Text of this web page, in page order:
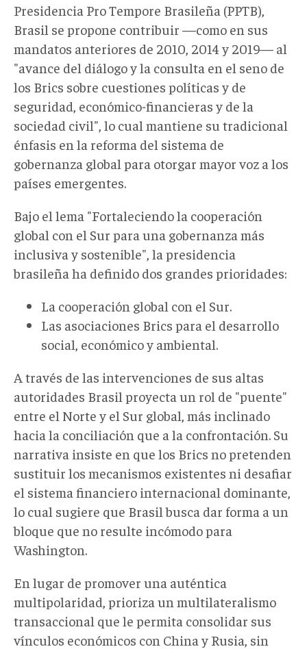
Presidencia Pro Tempore Brasileña (PPTB),
Brasil se propone contribuir —como en sus
mandatos anteriores de 2010, 2014 y 2019— al
"avance del diálogo y la consulta en el seno de
los Brics sobre cuestiones políticas y de
seguridad, económico-financieras y de la
sociedad civil", lo cual mantiene su tradicional
énfasis en la reforma del sistema de
gobernanza global para otorgar mayor voz a los
países emergentes.
Bajo el lema "Fortaleciendo la cooperación
global con el Sur para una gobernanza más
inclusiva y sostenible", la presidencia
brasileña ha definido dos grandes prioridades:
La cooperación global con el Sur.
Las asociaciones Brics para el desarrollo
social, económico y ambiental.
A través de las intervenciones de sus altas
autoridades Brasil proyecta un rol de "puente"
entre el Norte y el Sur global, más inclinado
hacia la conciliación que a la confrontación. Su
narrativa insiste en que los Brics no pretenden
sustituir los mecanismos existentes ni desafiar
el sistema financiero internacional dominante,
lo cual sugiere que Brasil busca dar forma a un
bloque que no resulte incómodo para
Washington.
En lugar de promover una auténtica
multipolaridad, prioriza un multilateralismo
transaccional que le permita consolidar sus
vínculos económicos con China y Rusia, sin